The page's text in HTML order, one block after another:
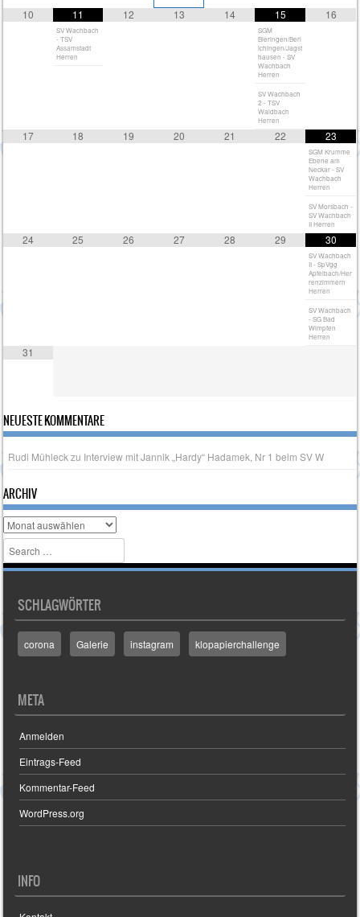
10 11
SV Wachbach
- TSV
Assamstadt
Herren
12 13 14 15
SGM
Bieringen/Berl
ichingen/Jagst
hausen - SV
Wachbach
Herren
SV Wachbach
2 - TSV
Waldbach
Herren
16
17 18 19 20 21 22 23
SGM Krumme
Ebene am
Neckar - SV
Wachbach
Herren
SV Morsbach -
SV Wachbach
II Herren
24 25 26 27 28 29 30
SV Wachbach
II - SpVgg
Apfelbach/Her
renzimmern
Herren
SV Wachbach
- SG Bad
Wimpfen
Herren
31
NEUESTE KOMMENTARE
Rudi Mühleck zu Interview mit Jannik „Hardy“ Hadamek, Nr 1 beim SV W
ARCHIV
Archiv
Search
SCHLAGWÖRTER
corona Galerie instagram klopapierchallenge
META
Anmelden
Eintrags-Feed
Kommentar-Feed
WordPress.org
INFO